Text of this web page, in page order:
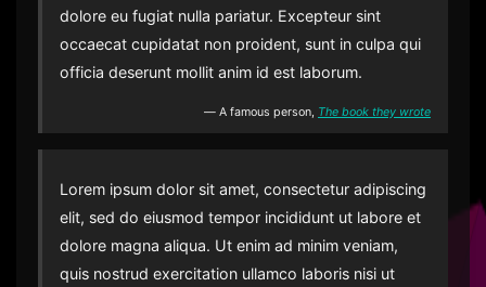
dolore eu fugiat nulla pariatur. Excepteur sint
occaecat cupidatat non proident, sunt in culpa qui
officia deserunt mollit anim id est laborum.
― A famous person, The book they wrote
Lorem ipsum dolor sit amet, consectetur adipiscing
elit, sed do eiusmod tempor incididunt ut labore et
dolore magna aliqua. Ut enim ad minim veniam,
quis nostrud exercitation ullamco laboris nisi ut